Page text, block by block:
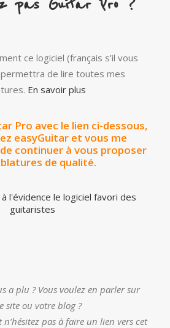
pas Guitar Pro ?
ce logiciel (français s’il vous
de lire toutes mes
En savoir plus
Pro avec le lien ci-dessous,
easyGuitar et vous me
continuer à vous proposer
de qualité.
a plu ? Vous voulez en parler sur
site ou votre blog ?
pas à faire un lien vers cet